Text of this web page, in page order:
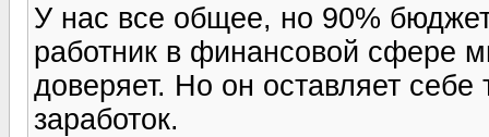
У нас все общее, но 90%
работник в финансовой сфере
доверяет. Но он оставляет
заработок.